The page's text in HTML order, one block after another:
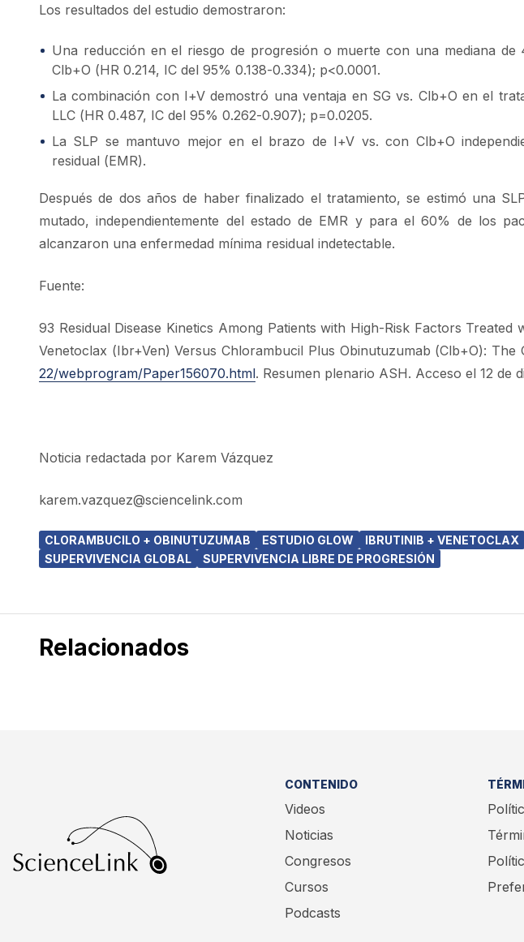
Los resultados del estudio demostraron:
Una reducción en el riesgo de progresión o muerte con una mediana de
Clb+O (HR 0.214, IC del 95% 0.138-0.334); p<0.0001.
La combinación con I+V demostró una ventaja en SG vs. Clb+O en el
LLC (HR 0.487, IC del 95% 0.262-0.907); p=0.0205.
La SLP se mantuvo mejor en el brazo de I+V vs. con Clb+O
residual (EMR).
Después de dos años de haber finalizado el tratamiento, se estimó una
mutado, independientemente del estado de EMR y para el 60% de los
alcanzaron una enfermedad mínima residual indetectable.
Fuente:
93 Residual Disease Kinetics Among Patients with High-Risk Factors
Venetoclax (Ibr+Ven) Versus Chlorambucil Plus Obinutuzumab (Clb+O): The
22/webprogram/Paper156070.html. Resumen plenario ASH. Acceso el 12 de
Noticia redactada por Karem Vázquez
karem.vazquez@sciencelink.com
CLORAMBUCILO + OBINUTUZUMAB ESTUDIO GLOW IBRUTINIB + VENETOCLAX
SUPERVIVENCIA GLOBAL
SUPERVIVENCIA LIBRE DE PROGRESIÓN
Relacionados
CONTENIDO
Videos
Noticias
Congresos
Cursos
Podcasts